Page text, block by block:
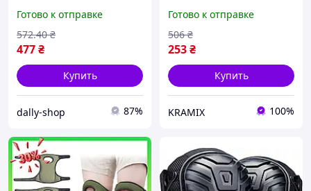
универсальные, 2 шт,
усиленные резиной.
Готово к отправке
477₴
572.40 ₴
Купить
dally-shop 87%
или в спорте
Готово к отправке
253₴
506 ₴
Купить
KRAMIX 100%